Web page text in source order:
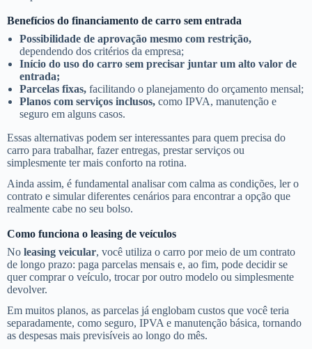
Benefícios do financiamento de carro sem entrada
Possibilidade de aprovação mesmo com restrição,
dependendo dos critérios da empresa;
Início do uso do carro sem precisar juntar um alto valor de
entrada;
Parcelas fixas, facilitando o planejamento do orçamento mensal;
Planos com serviços inclusos, como IPVA, manutenção e
seguro em alguns casos.
Essas alternativas podem ser interessantes para quem precisa do
carro para trabalhar, fazer entregas, prestar serviços ou
simplesmente ter mais conforto na rotina.
Ainda assim, é fundamental analisar com calma as condições, ler o
contrato e simular diferentes cenários para encontrar a opção que
realmente cabe no seu bolso.
Como funciona o leasing de veículos
No leasing veicular, você utiliza o carro por meio de um contrato
de longo prazo: paga parcelas mensais e, ao fim, pode decidir se
quer comprar o veículo, trocar por outro modelo ou simplesmente
devolver.
Em muitos planos, as parcelas já englobam custos que você teria
separadamente, como seguro, IPVA e manutenção básica, tornando
as despesas mais previsíveis ao longo do mês.